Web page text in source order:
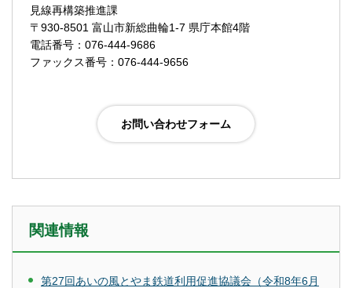
見線再構築推進課
〒930-8501 富山市新総曲輪1-7 県庁本館4階
電話番号：076-444-9686
ファックス番号：076-444-9656
関連情報
第27回あいの風とやま鉄道利用促進協議会（令和8年6月